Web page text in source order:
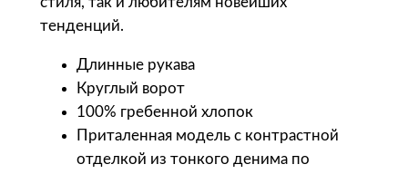
S
o
тенденций.
Длинные рукава
Круглый ворот
100% гребенной хлопок
Приталенная модель с контрастной
отделкой из тонкого денима по